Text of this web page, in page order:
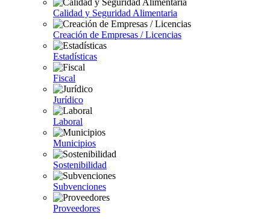
Calidad y Seguridad Alimentaria
Creación de Empresas / Licencias
Estadísticas
Fiscal
Jurídico
Laboral
Municipios
Sostenibilidad
Subvenciones
Proveedores